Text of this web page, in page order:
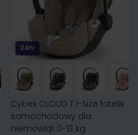
24h!
Cybex CLOUD T i-Size fotelik
samochodowy dla
niemowląt 0-13 kg